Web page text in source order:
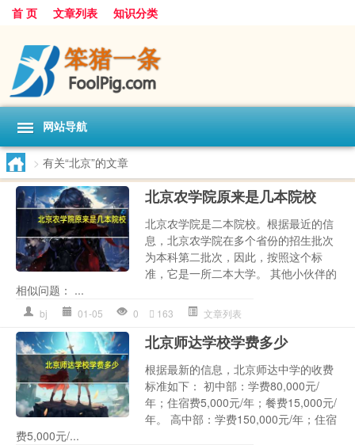
首 页 文章列表 知识分类
网站导航
> 有关“北京”的文章
北京农学院原来是几本院校
北京农学院是二本院校。根据最近的信
息，北京农学院在多个省份的招生批次
为本科第二批次，因此，按照这个标
准，它是一所二本大学。 其他小伙伴的
相似问题： ...
bj 01-05 0 163 文章列表
北京师达学校学费多少
根据最新的信息，北京师达中学的收费
标准如下： 初中部：学费80,000元/
年；住宿费5,000元/年；餐费15,000元/
年。 高中部：学费150,000元/年；住宿
费5,000元/...